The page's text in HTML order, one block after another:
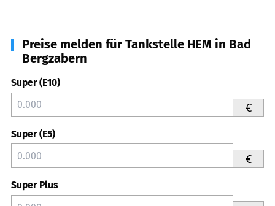
Preise melden für Tankstelle HEM in Bad
Bergzabern
Super (E10)
€
Super (E5)
€
Super Plus